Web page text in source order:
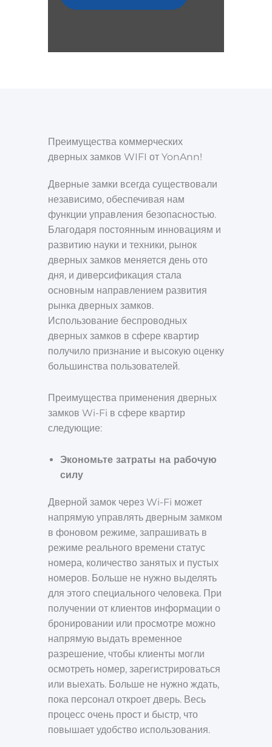
Преимущества коммерческих
дверных замков WIFI от YonAnn!
Дверные замки всегда существовали
независимо, обеспечивая нам
функции управления безопасностью.
Благодаря постоянным инновациям и
развитию науки и техники, рынок
дверных замков меняется день ото
дня, и диверсификация стала
основным направлением развития
рынка дверных замков.
Использование беспроводных
дверных замков в сфере квартир
получило признание и высокую оценку
большинства пользователей.
Преимущества применения дверных
замков Wi-Fi в сфере квартир
следующие:
Экономьте затраты на рабочую
силу
Дверной замок через Wi-Fi может
напрямую управлять дверным замком
в фоновом режиме, запрашивать в
режиме реального времени статус
номера, количество занятых и пустых
номеров. Больше не нужно выделять
для этого специального человека. При
получении от клиентов информации о
бронировании или просмотре можно
напрямую выдать временное
разрешение, чтобы клиенты могли
осмотреть номер, зарегистрироваться
или выехать. Больше не нужно ждать,
пока персонал откроет дверь. Весь
процесс очень прост и быстр, что
повышает удобство использования.